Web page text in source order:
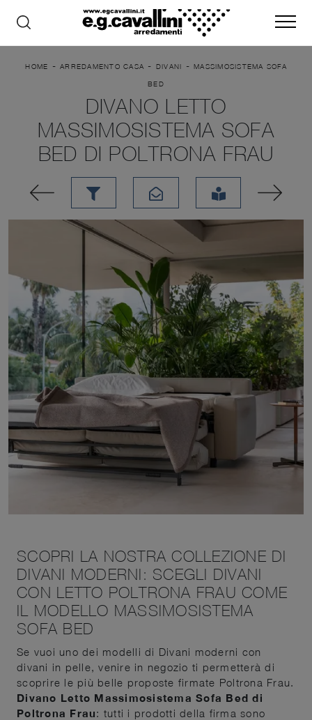
HOME - ARREDAMENTO CASA - DIVANI - MASSIMOSISTEMA SOFA
BED
DIVANO LETTO
MASSIMOSISTEMA SOFA
BED DI POLTRONA FRAU
SCOPRI LA NOSTRA COLLEZIONE DI
DIVANI MODERNI: SCEGLI DIVANI
CON LETTO POLTRONA FRAU COME
IL MODELLO MASSIMOSISTEMA
SOFA BED
Se vuoi uno dei modelli di Divani moderni con
divani in pelle, venire in negozio ti permetterà di
scoprire le più belle proposte firmate Poltrona Frau.
Divano Letto Massimosistema Sofa Bed di
Poltrona Frau: tutti i prodotti della firma sono